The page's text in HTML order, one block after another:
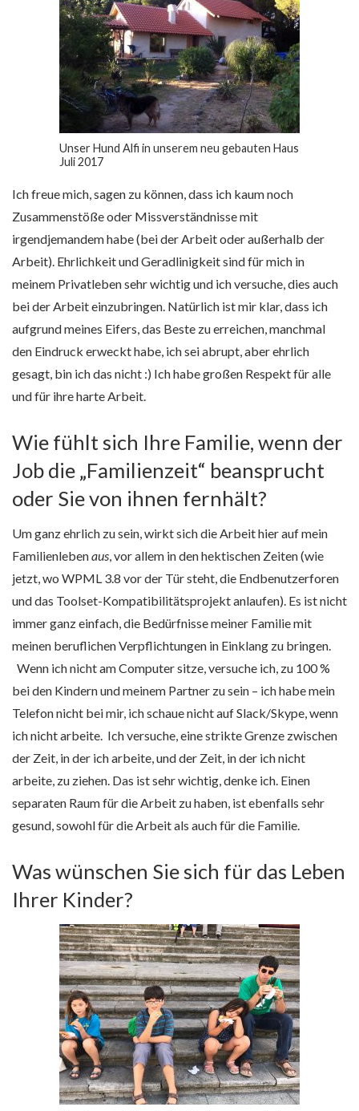
Unser Hund Alfi in unserem neu gebauten Haus
Juli 2017
Ich freue mich, sagen zu können, dass ich kaum noch
Zusammenstöße oder Missverständnisse mit
irgendjemandem habe (bei der Arbeit oder außerhalb der
Arbeit). Ehrlichkeit und Geradlinigkeit sind für mich in
meinem Privatleben sehr wichtig und ich versuche, dies auch
bei der Arbeit einzubringen. Natürlich ist mir klar, dass ich
aufgrund meines Eifers, das Beste zu erreichen, manchmal
den Eindruck erweckt habe, ich sei abrupt, aber ehrlich
gesagt, bin ich das nicht :) Ich habe großen Respekt für alle
und für ihre harte Arbeit.
Wie fühlt sich Ihre Familie, wenn der
Job die „Familienzeit“ beansprucht
oder Sie von ihnen fernhält?
Um ganz ehrlich zu sein, wirkt sich die Arbeit hier auf mein
Familienlebenaus, vor allem in den hektischen Zeiten (wie
jetzt, wo WPML 3.8 vor der Tür steht, die Endbenutzerforen
und das Toolset-Kompatibilitätsprojekt anlaufen). Es ist nicht
immer ganz einfach, die Bedürfnisse meiner Familie mit
meinen beruflichen Verpflichtungen in Einklang zu bringen.
Wenn ich nicht am Computer sitze, versuche ich, zu 100 %
bei den Kindern und meinem Partner zu sein – ich habe mein
Telefon nicht bei mir, ich schaue nicht auf Slack/Skype, wenn
ich nicht arbeite. Ich versuche, eine strikte Grenze zwischen
der Zeit, in der ich arbeite, und der Zeit, in der ich nicht
arbeite, zu ziehen. Das ist sehr wichtig, denke ich. Einen
separaten Raum für die Arbeit zu haben, ist ebenfalls sehr
gesund, sowohl für die Arbeit als auch für die Familie.
Was wünschen Sie sich für das Leben
Ihrer Kinder?